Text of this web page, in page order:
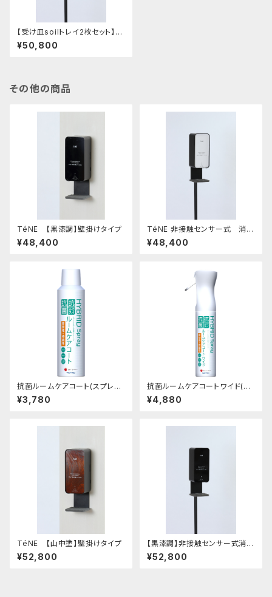
【受け皿soilトレイ2枚セット】
非接触センサー式 消毒液スタ
ンド
¥50,800
その他の商品
TéNE 【黒漆調】壁掛けタイプ
¥48,400
TéNE 非接触センサー式 消毒
液スタンド
¥48,400
抗菌ルームケアコート(スプレー
タイプ)
¥3,780
抗菌ルームケアコートワイド(霧
吹きタイプ)
¥4,880
TéNE 【山中塗】壁掛けタイプ
¥52,800
【黒漆調】非接触センサー式消毒
液スタンド(組み立て式)
¥52,800